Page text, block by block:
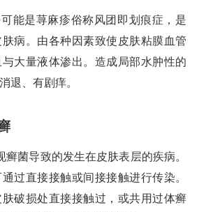
能是荨麻疹俗称风团即划痕症，是
病。由各种因素致使皮肤粘膜血管
大量液体渗出。造成局部水肿性的
退、有剧痒。
癣菌导致的发生在皮肤表层的疾病。
过直接接触或间接接触进行传染。
破损处直接接触过，或共用过体癣